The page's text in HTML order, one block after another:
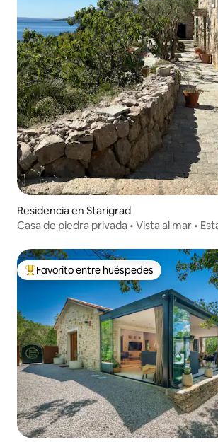
Residencia en Starigrad
Casa de piedra privada • Vista al mar •
De los mejores en Favorito entre
Favorito entre huéspedes